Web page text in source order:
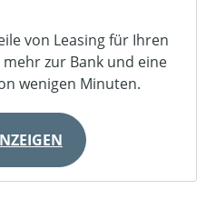
von Leasing für Ihren
mehr zur Bank und eine
wenigen Minuten.